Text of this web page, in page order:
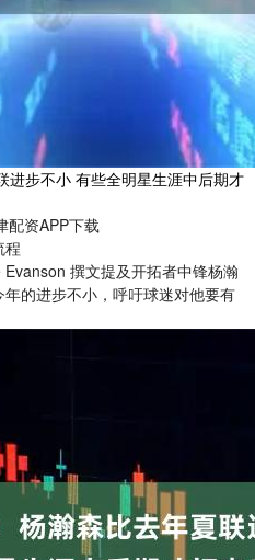
进步不小 有些全明星生涯中后期才
配资APP下载
程
撰文提及开拓者中锋杨瀚
的进步不小，呼吁球迷对他要有